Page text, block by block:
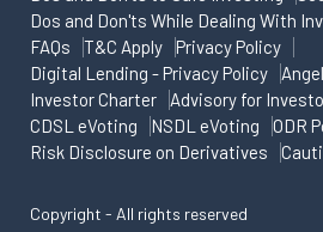
Dos and Don'ts While Dealing With
FAQs
T&C Apply
Privacy Policy
Digital Lending - Privacy Policy
Investor Charter
Advisory for
CDSL eVoting
NSDL eVoting
ODR
Risk Disclosure on Derivatives
Copyright - All rights reserved